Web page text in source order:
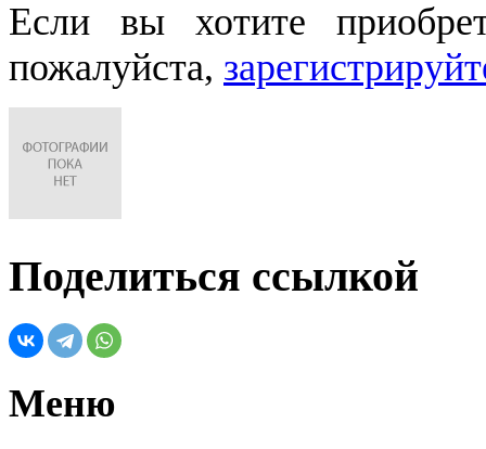
Если вы хотите
пожалуйста,
Поделиться ссылкой
Меню